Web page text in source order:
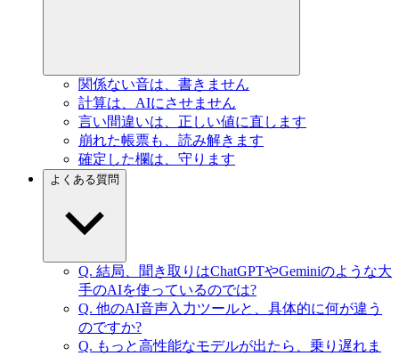
関係ない音は、 書きません
計算は、 AIに させません
言い間違いは、 正しい値に直します
崩れた帳票も、 読み解きます
確定した欄は、 守ります
よく ある質問
Q. 結局、 聞き取りはChatGPTやGeminiのような大
手のAIを使っているのでは?
Q. 他のAI音声入力ツールと、 具体的に何が違う
のですか?
Q. もっと高性能なモデルが出たら、 乗り 遅れま